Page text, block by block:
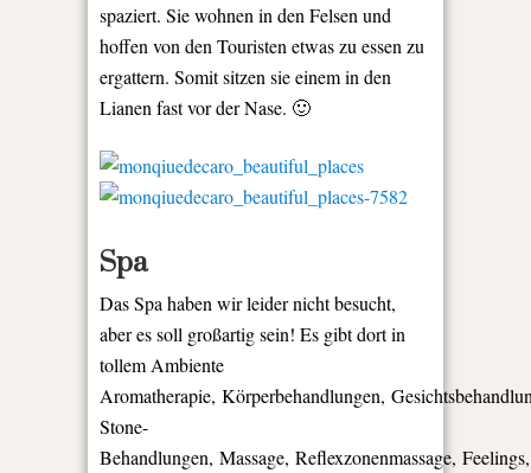
spaziert. Sie wohnen in den Felsen und
hoffen von den Touristen etwas zu essen zu
ergattern. Somit sitzen sie einem in den
Lianen fast vor der Nase. 🙂
Spa
Das Spa haben wir leider nicht besucht,
aber es soll großartig sein! Es gibt dort in
tollem Ambiente
Aromatherapie, Körperbehandlungen,
Stone-
Behandlungen, Massage, Reflexzonenmassage,